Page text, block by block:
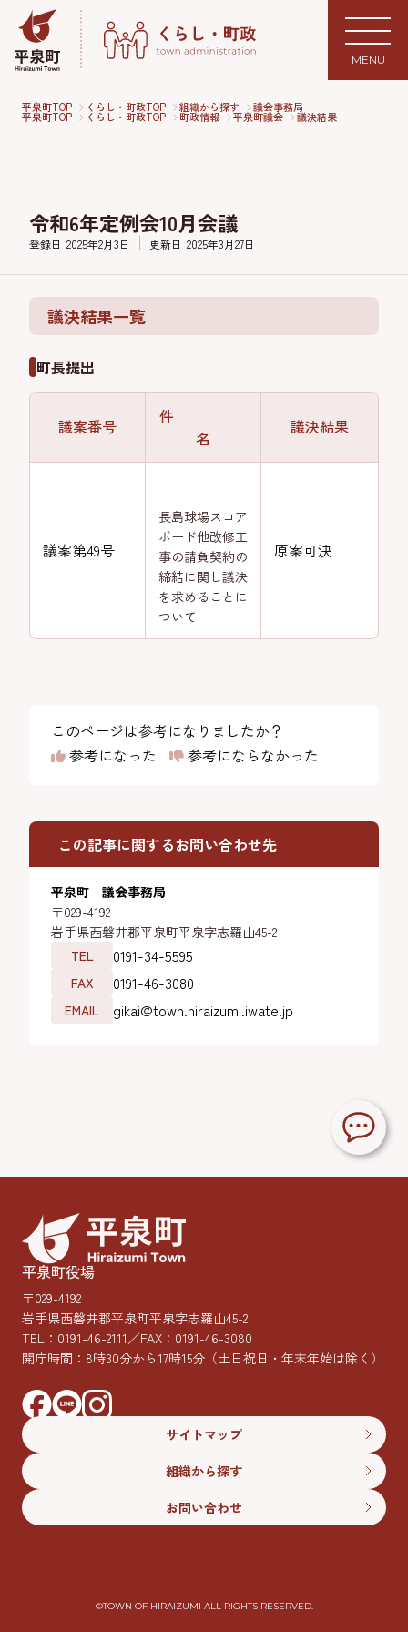
MENU
平泉町TOP くらし・町政TOP 組織から探す 議会事務局
平泉町TOP くらし・町政TOP 町政情報 平泉町議会 議決結果
令和6年定例会10月会議
登録日 2025年2月3日 更新日 2025年3月27日
議決結果一覧
町長提出
議案番号
件
名
議決結果
議案第49号
長島球場スコア
ボード他改修工
事の請負契約の
締結に関し議決
を求めることに
ついて
原案可決
このページは参考になりましたか？
参考になった
参考にならなかった
この記事に関するお問い合わせ先
平泉町 議会事務局
〒029-4192
岩手県西磐井郡平泉町平泉字志羅山45-2
TEL
0191-34-5595
FAX 0191-46-3080
EMAIL gikai@town.hiraizumi.iwate.jp
©︎TOWN OF HIRAIZUMI ALL RIGHTS RESERVED.
平泉町役場
〒029-4192
岩手県西磐井郡平泉町平泉字志羅山45-2
TEL： 0191-46-2111／FAX：0191-46-3080
開庁時間：8時30分から17時15分 （土日祝日・年末年始は除く）
サイトマップ
組織から探す
お問い合わせ